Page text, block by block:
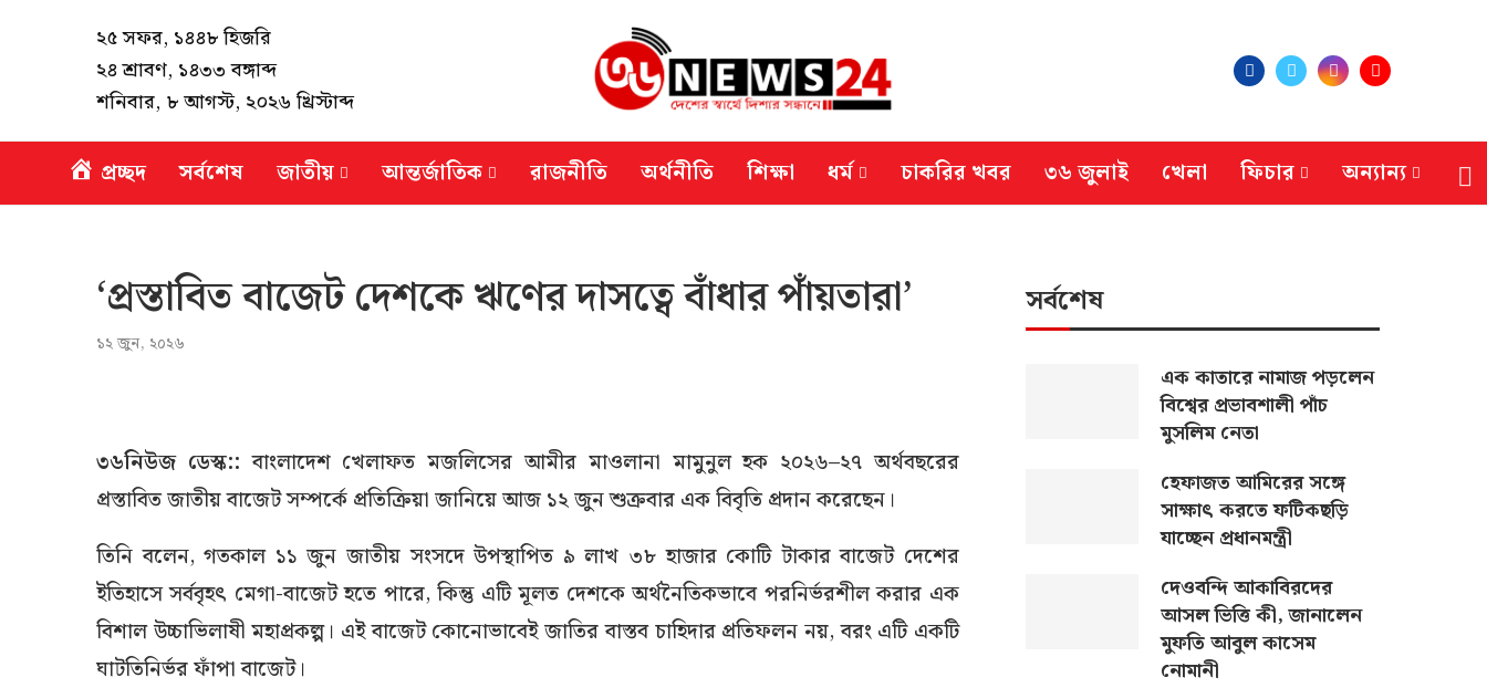
২৫ সফর, ১৪৪৮ হিজরি
২৪ শ্রাবণ, ১৪৩৩ বঙ্গাব্দ
শনিবার, ৮ আগস্ট, ২০২৬ খ্রিস্টাব্দ
প্রচ্ছদ সর্বশেষ জাতীয় আন্তর্জাতিক রাজনীতি অর্থনীতি শিক্ষা ধর্ম চাকরির খবর ৩৬ জুলাই খেলা ফিচার অন্যান্য
‘প্রস্তাবিত বাজেট দেশকে ঋণের দাসত্বে বাঁধার পাঁয়তারা’
১২ জুন, ২০২৬
৩৬নিউজ ডেস্ক::বাংলাদেশ খেলাফত মজলিসের আমীর মাওলানা মামুনুল হক ২০২৬–২৭ অর্থবছরের
প্রস্তাবিত জাতীয় বাজেট সম্পর্কে প্রতিক্রিয়া জানিয়ে আজ ১২ জুন শুক্রবার এক বিবৃতি প্রদান করেছেন।
তিনি বলেন, গতকাল ১১ জুন জাতীয় সংসদে উপস্থাপিত ৯ লাখ ৩৮ হাজার কোটি টাকার বাজেট দেশের
ইতিহাসে সর্ববৃহৎ মেগা-বাজেট হতে পারে, কিন্তু এটি মূলত দেশকে অর্থনৈতিকভাবে পরনির্ভরশীল করার এক
বিশাল উচ্চাভিলাষী মহাপ্রকল্প। এই বাজেট কোনোভাবেই জাতির বাস্তব চাহিদার প্রতিফলন নয়, বরং এটি একটি
ঘাটতিনির্ভর ফাঁপা বাজেট।
সর্বশেষ
এক কাতারে নামাজ পড়লেন
বিশ্বের প্রভাবশালী পাঁচ
মুসলিম নেতা
হেফাজত আমিরের সঙ্গে
সাক্ষাৎ করতে ফটিকছড়ি
যাচ্ছেন প্রধানমন্ত্রী
দেওবন্দি আকাবিরদের
আসল ভিত্তি কী, জানালেন
মুফতি আবুল কাসেম
নোমানী